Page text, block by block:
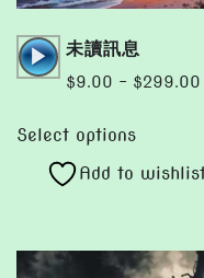
Audio
Player
未讀訊息
$9.00 – $299.00
Select options
product
has
The
Add to